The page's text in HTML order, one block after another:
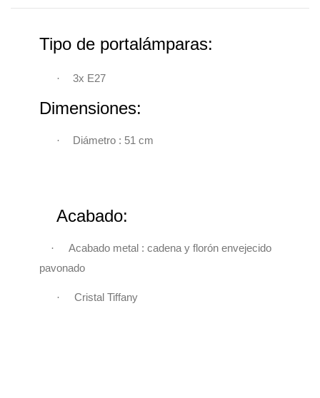
Tipo de portalámparas:
· 3x E27
Dimensiones:
· Diámetro : 51 cm
Acabado:
·
Acabado metal : cadena y florón envejecido
pavonado
· Cristal Tiffany